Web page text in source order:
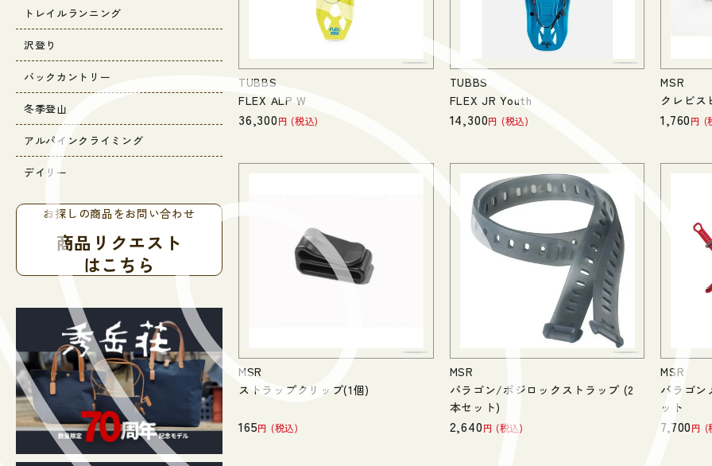
トレイルランニング
沢登り
バックカントリー
冬季登山
アルパインクライミング
デイリー
お探しの商品をお問い合わせ
商品リクエスト
はこちら
TUBBS
FLEX ALP W
36,300 税込
TUBBS
FLEX JR Youth
14,300 税込
MSR
クレビス
1,760
MSR
ストラップクリップ(1個)
165 税込
MSR
パラゴン/ポジロックストラップ (2
本セット)
2,640 税込
MSR
パラゴン
ット
7,700